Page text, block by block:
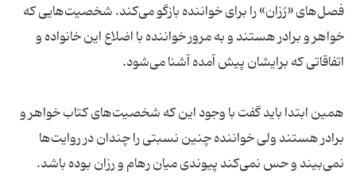
فصل‌های «رُزان» را برای خواننده بازگو می‌کند. شخصیت‌هایی که
خواهر و برادر هستند و به مرور خواننده با اضلاع این خانواده و
اتفاقاتی که برایشان پیش آمده آشنا می‌شود.
همین ابتدا باید گفت با وجود این که شخصیت‌های کتاب خواهر و
برادر هستند ولی خواننده چنین نسبتی را چندان در روایت‌ها
نمی‌بیند و حس نمی‌کند پیوندی میان رهام و رزان بوده باشد.